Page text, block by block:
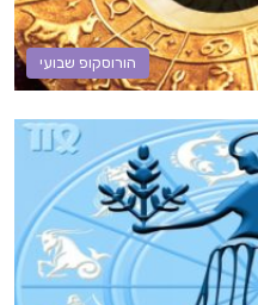
הורוסקופ שבועי